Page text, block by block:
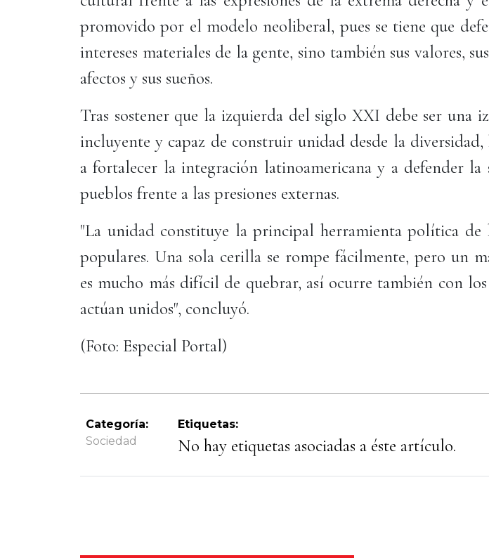
promovido por el modelo neoliberal, pues se tiene que
intereses materiales de la gente, sino también sus valores,
afectos y sus sueños.
Tras sostener que la izquierda del siglo XXI debe ser una
incluyente y capaz de construir unidad desde la
a fortalecer la integración latinoamericana y a defender la
pueblos frente a las presiones externas.
"La unidad constituye la principal herramienta política de
populares. Una sola cerilla se rompe fácilmente, pero un
es mucho más difícil de quebrar, así ocurre también con
actúan unidos", concluyó.
(Foto: Especial Portal)
Categoría:
Sociedad
Etiquetas:
No hay etiquetas asociadas a éste artículo.